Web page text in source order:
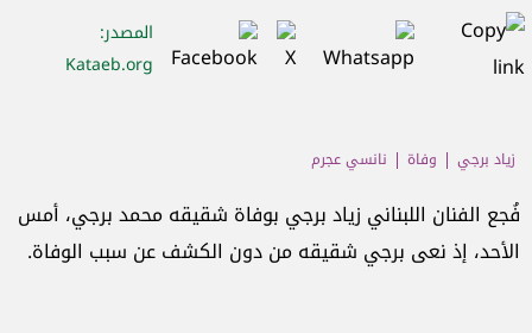
المصدر:
Kataeb.org
زياد برجي وفاة نانسي عجرم
فُجع الفنان اللبناني زياد برجي بوفاة شقيقه محمد برجي، أمس
الأحد، إذ نعى برجي شقيقه من دون الكشف عن سبب الوفاة.